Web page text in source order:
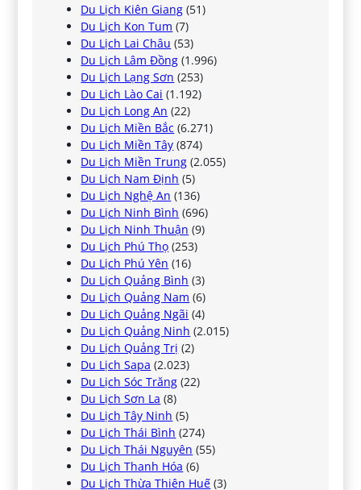
Du Lịch Kiên Giang (51)
Du Lịch Kon Tum (7)
Du Lịch Lai Châu (53)
Du Lịch Lâm Đồng (1.996)
Du Lịch Lạng Sơn (253)
Du Lịch Lào Cai (1.192)
Du Lịch Long An (22)
Du Lịch Miền Bắc (6.271)
Du Lịch Miền Tây (874)
Du Lịch Miền Trung (2.055)
Du Lịch Nam Định (5)
Du Lịch Nghệ An (136)
Du Lịch Ninh Bình (696)
Du Lịch Ninh Thuận (9)
Du Lịch Phú Thọ (253)
Du Lịch Phú Yên (16)
Du Lịch Quảng Bình (3)
Du Lịch Quảng Nam (6)
Du Lịch Quảng Ngãi (4)
Du Lịch Quảng Ninh (2.015)
Du Lịch Quảng Trị (2)
Du Lịch Sapa (2.023)
Du Lịch Sóc Trăng (22)
Du Lịch Sơn La (8)
Du Lịch Tây Ninh (5)
Du Lịch Thái Bình (274)
Du Lịch Thái Nguyên (55)
Du Lịch Thanh Hóa (6)
Du Lịch Thừa Thiên Huế (3)